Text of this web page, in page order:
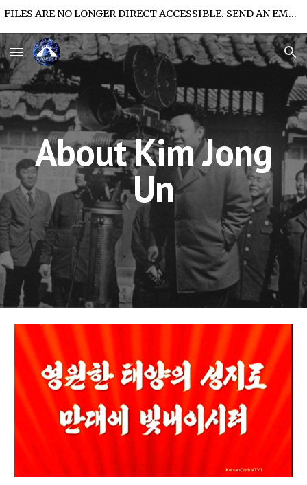
FILES ARE NO LONGER DIRECT ACCESSIBLE. SEND AN EMAIL FOR FILE ACCESS.
About Kim Jong
Un